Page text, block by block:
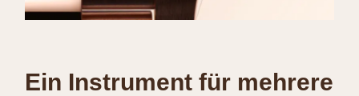
Ein Instrument für mehrere